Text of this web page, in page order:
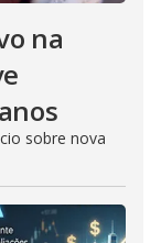
na
sobre nova